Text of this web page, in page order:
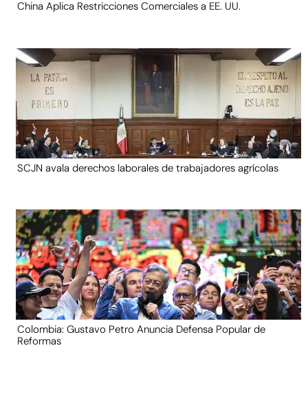
China Aplica Restricciones Comerciales a EE. UU.
SCJN avala derechos laborales de trabajadores agrícolas
Colombia: Gustavo Petro Anuncia Defensa Popular de
Reformas